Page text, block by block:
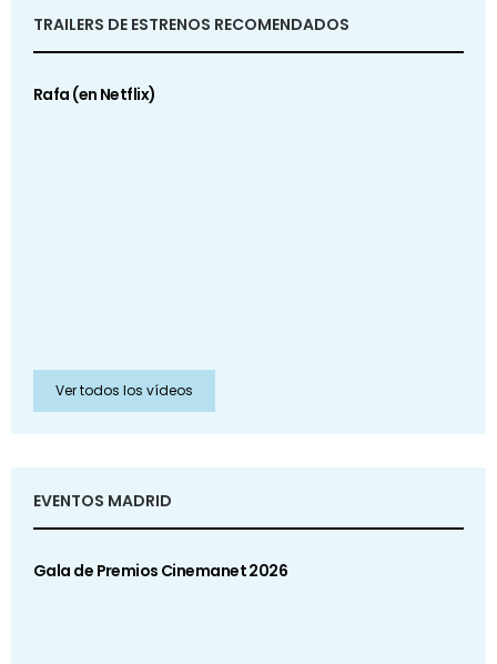
TRAILERS DE ESTRENOS RECOMENDADOS
Rafa (en Netflix)
Ver todos los vídeos
EVENTOS MADRID
Gala de Premios Cinemanet 2026